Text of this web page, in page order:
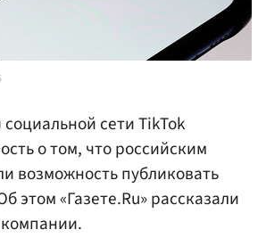
сети TikTok
о том, что российским
возможность публиковать
этом «Газете.Ru» рассказали